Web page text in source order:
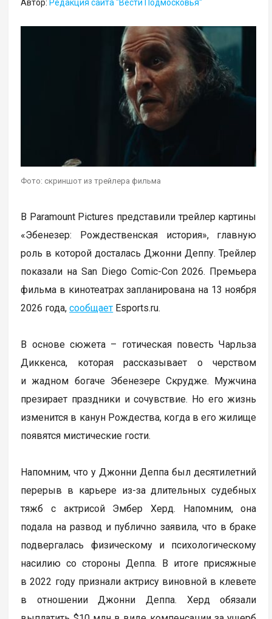
Автор: Редакция сайта "Вести Подмосковья"
Фото: скриншот из трейлера фильма
В Paramount Pictures представили трейлер картины
«Эбенезер: Рождественская история», главную
роль в которой досталась Джонни Деппу. Трейлер
показали на San Diego Comic-Con 2026. Премьера
фильма в кинотеатрах запланирована на 13 ноября
2026 года,сообщает Еsports.ru.
В основе сюжета – готическая повесть Чарльза
Диккенса, которая рассказывает о черством
и жадном богаче Эбенезере Скрудже. Мужчина
презирает праздники и сочувствие. Но его жизнь
изменится в канун Рождества, когда в его жилище
появятся мистические гости.
Напомним, что у Джонни Деппа был десятилетний
перерыв в карьере из-за длительных судебных
тяжб с актрисой Эмбер Херд. Напомним, она
подала на развод и публично заявила, что в браке
подвергалась физическому и психологическому
насилию со стороны Деппа. В итоге присяжные
в 2022 году признали актрису виновной в клевете
в отношении Джонни Деппа. Херд обязали